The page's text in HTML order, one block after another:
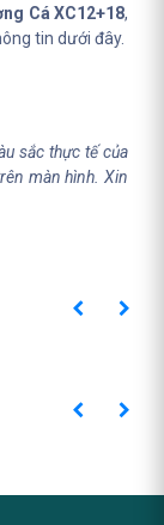
Cá XC12+18,
tin dưới đây.
sắc thực tế của
màn hình. Xin